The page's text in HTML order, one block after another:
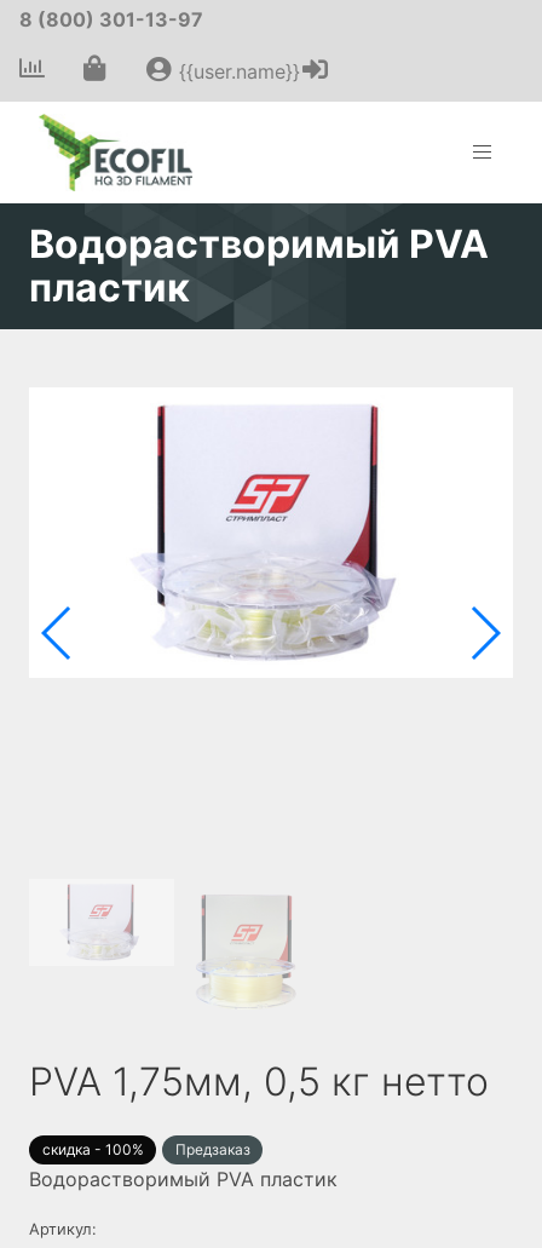
8 (800) 301-13-97
{{user.name}}
Водорастворимый PVA
пластик
PVA 1,75мм, 0,5 кг нетто
скидка - 100% Предзаказ
Водорастворимый PVA пластик
Артикул: